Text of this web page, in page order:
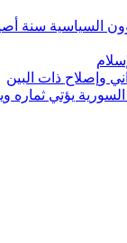
السياسية سنة
وإصلاح ذات البين
يؤتي ثماره